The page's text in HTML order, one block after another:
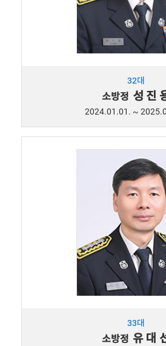
32대
소방정 성 진
2024.01.01. ~
33대
소방정 유 대